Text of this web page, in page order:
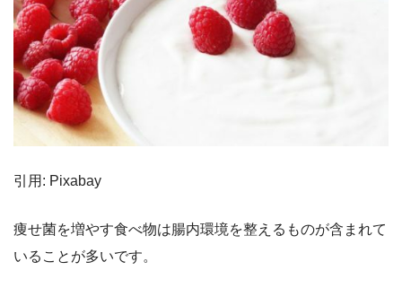
引用: Pixabay
痩せ菌を増やす食べ物は腸内環境を整えるものが含まれて
いることが多いです。